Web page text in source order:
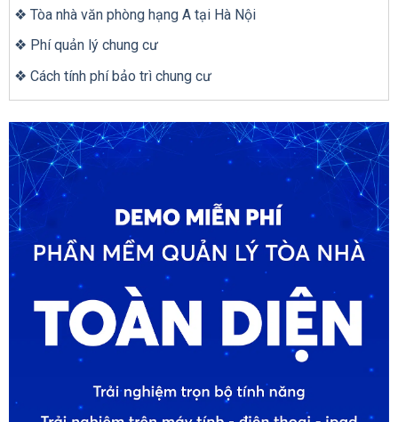
❖ Tòa nhà văn phòng hạng A tại Hà Nội
❖ Phí quản lý chung cư
❖ Cách tính phí bảo trì chung cư